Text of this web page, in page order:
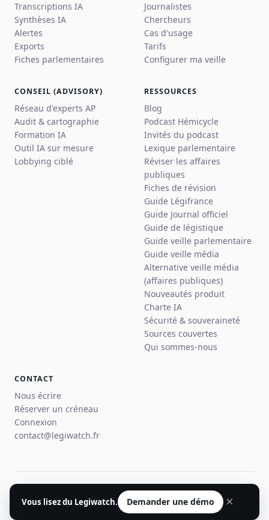
Vous lisez du Legiwatch. Demander une démo ×
Transcriptions IA
Synthèses IA
Alertes
Exports
Fiches parlementaires
Journalistes
Chercheurs
Cas d'usage
Tarifs
Configurer ma veille
CONSEIL (ADVISORY)
Réseau d'experts AP
Audit & cartographie
Formation IA
Outil IA sur mesure
Lobbying ciblé
RESSOURCES
Blog
Podcast Hémicycle
Invités du podcast
Lexique parlementaire
Réviser les affaires
publiques
Fiches de révision
Guide Légifrance
Guide Journal officiel
Guide de légistique
Guide veille parlementaire
Guide veille média
Alternative veille média
(affaires publiques)
Nouveautés produit
Charte IA
Sécurité & souveraineté
Sources couvertes
Qui sommes-nous
CONTACT
Nous écrire
Réserver un créneau
Connexion
contact@legiwatch.fr
Mentions légales ConfidentialitéCGUPlan du site